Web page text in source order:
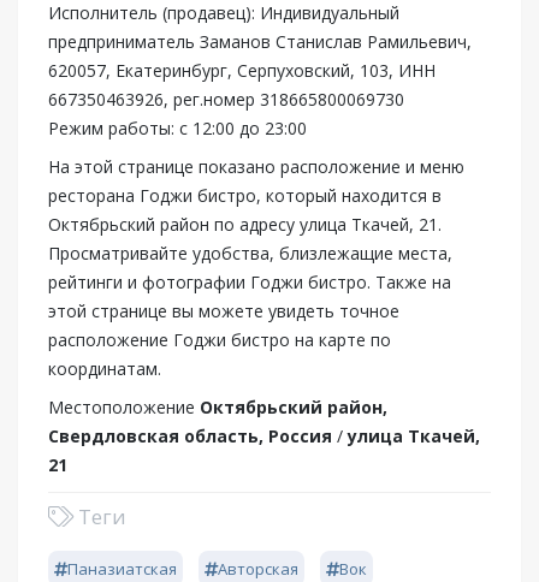
Исполнитель (продавец): Индивидуальный
предприниматель Заманов Станислав Рамильевич,
620057, Екатеринбург, Серпуховский, 103, ИНН
667350463926, рег.номер 318665800069730
Режим работы: с 12:00 до 23:00
На этой странице показано расположение и меню
ресторана Годжи бистро, который находится в
Октябрьский район по адресу улица Ткачей, 21.
Просматривайте удобства, близлежащие места,
рейтинги и фотографии Годжи бистро. Также на
этой странице вы можете увидеть точное
расположение Годжи бистро на карте по
координатам.
Местоположение Октябрьский район,
Свердловская область, Россия /улица Ткачей,
21
Теги
Паназиатская Авторская Вок